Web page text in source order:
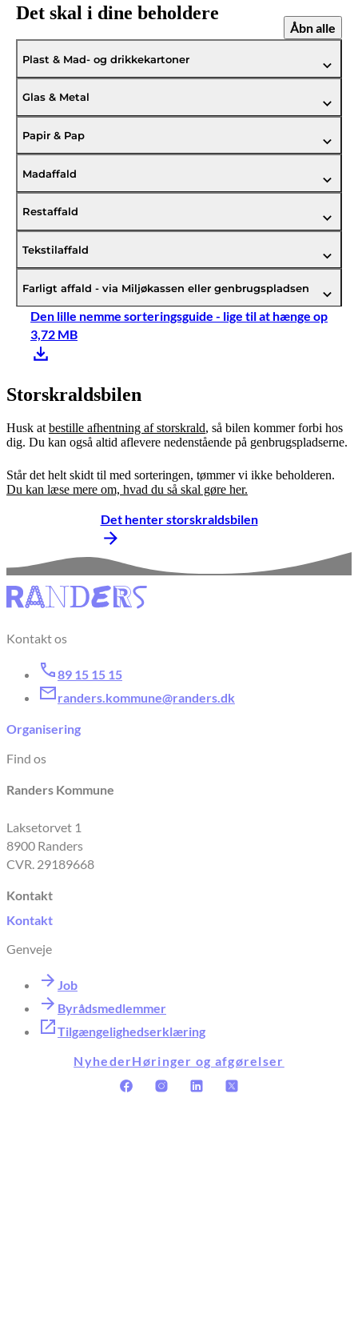
Det skal i dine beholdere
Åbn alle
Plast & Mad- og drikkekartoner
Glas & Metal
Papir & Pap
Madaffald
Restaffald
Tekstilaffald
Farligt affald - via Miljøkassen eller genbrugspladsen
Den lille nemme sorteringsguide - lige til at hænge op
3,72 MB
Storskraldsbilen
Husk atbestille afhentning af storskrald, så bilen kommer forbi hos
dig. Du kan også altid aflevere nedenstående på genbrugspladserne.
Står det helt skidt til med sorteringen, tømmer vi ikke beholderen.
Du kan læse mere om, hvad du så skal gøre her.
Det henter storskraldsbilen
Kontakt os
89 15 15 15
randers.kommune@randers.dk
Organisering
Find os
Randers Kommune
Laksetorvet 1
8900 Randers
CVR. 29189668
Kontakt
Kontakt
Genveje
Job
Byrådsmedlemmer
Tilgængelighedserklæring
NyhederHøringer og afgørelser